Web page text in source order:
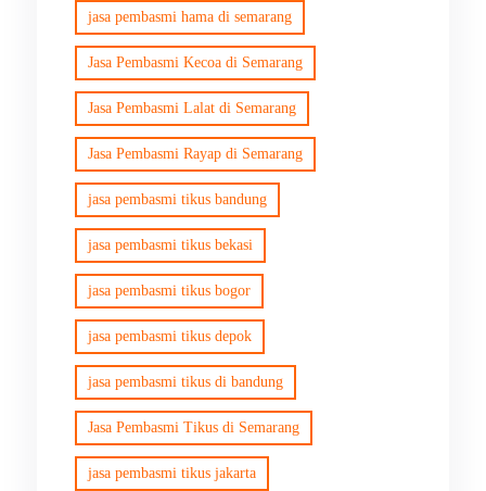
jasa pembasmi hama di semarang
Jasa Pembasmi Kecoa di Semarang
Jasa Pembasmi Lalat di Semarang
Jasa Pembasmi Rayap di Semarang
jasa pembasmi tikus bandung
jasa pembasmi tikus bekasi
jasa pembasmi tikus bogor
jasa pembasmi tikus depok
jasa pembasmi tikus di bandung
Jasa Pembasmi Tikus di Semarang
jasa pembasmi tikus jakarta